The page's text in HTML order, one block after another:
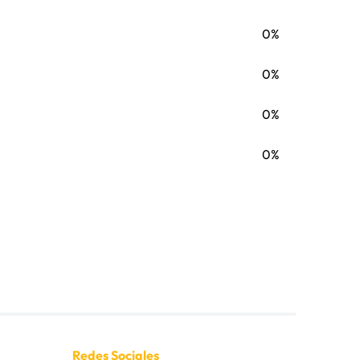
0%
0%
0%
0%
Redes Sociales